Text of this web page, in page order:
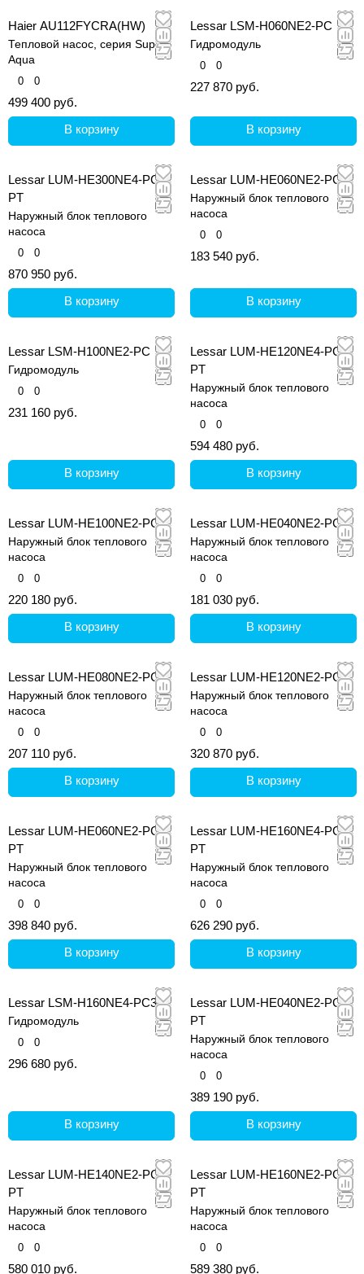
Haier AU112FYCRA(HW)
Тепловой насос, серия Super
Aqua
0 0
499 400 руб.
В корзину
Lessar LSM-H060NE2-PC
Гидромодуль
0 0
227 870 руб.
В корзину
Lessar LUM-HE300NE4-PC-
PT
Наружный блок теплового
насоса
0 0
870 950 руб.
В корзину
Lessar LUM-HE060NE2-PC
Наружный блок теплового
насоса
0 0
183 540 руб.
В корзину
Lessar LSM-H100NE2-PC
Гидромодуль
0 0
231 160 руб.
В корзину
Lessar LUM-HE120NE4-PC-
PT
Наружный блок теплового
насоса
0 0
594 480 руб.
В корзину
Lessar LUM-HE100NE2-PC
Наружный блок теплового
насоса
0 0
220 180 руб.
В корзину
Lessar LUM-HE040NE2-PC
Наружный блок теплового
насоса
0 0
181 030 руб.
В корзину
Lessar LUM-HE080NE2-PC
Наружный блок теплового
насоса
0 0
207 110 руб.
В корзину
Lessar LUM-HE120NE2-PC
Наружный блок теплового
насоса
0 0
320 870 руб.
В корзину
Lessar LUM-HE060NE2-PC-
PT
Наружный блок теплового
насоса
0 0
398 840 руб.
В корзину
Lessar LUM-HE160NE4-PC-
PT
Наружный блок теплового
насоса
0 0
626 290 руб.
В корзину
Lessar LSM-H160NE4-PC3
Гидромодуль
0 0
296 680 руб.
В корзину
Lessar LUM-HE040NE2-PC-
PT
Наружный блок теплового
насоса
0 0
389 190 руб.
В корзину
Lessar LUM-HE140NE2-PC-
PT
Наружный блок теплового
насоса
0 0
580 010 руб.
Lessar LUM-HE160NE2-PC-
PT
Наружный блок теплового
насоса
0 0
589 380 руб.